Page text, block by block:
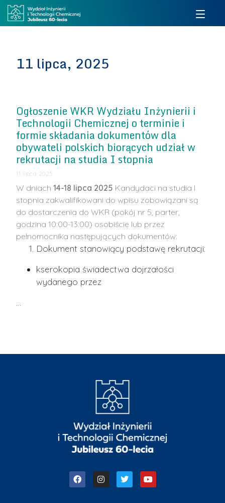
11 lipca, 2025
Ogłoszenie WKR Wydziału Inżynierii i
Technologii Chemicznej o terminie i
formie składania dokumentów dla
obywateli polskich biorących udział w
rekrutacji na studia I stopnia
11 lipca 2025
W dniach14-18 lipca 2025 Kandydaci na studia I
stopnia zakwalifikowani do wpisu zobowiązani są
do dostarczenia do WKR (pokój nr 5, parter,
godzina 10:00-13:00) osobiście lub przez
pełnomocnika następujących dokumentów:
Dokument stanowiący podstawę rekrutacji:
kserokopia świadectwa dojrzałości
wydanego przez
…